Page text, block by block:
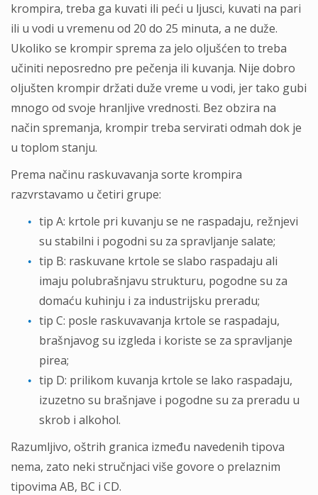
krompira, treba ga kuvati ili peći u ljusci, kuvati na pari
ili u vodi u vremenu od 20 do 25 minuta, a ne duže.
Ukoliko se krompir sprema za jelo oljušćen to treba
učiniti neposredno pre pečenja ili kuvanja. Nije dobro
oljušten krompir držati duže vreme u vodi, jer tako gubi
mnogo od svoje hranljive vrednosti. Bez obzira na
način spremanja, krompir treba servirati odmah dok je
u toplom stanju.
Prema načinu raskuvavanja sorte krompira
razvrstavamo u četiri grupe:
tip A: krtole pri kuvanju se ne raspadaju, režnjevi
su stabilni i pogodni su za spravljanje salate;
tip B: raskuvane krtole se slabo raspadaju ali
imaju polubrašnjavu strukturu, pogodne su za
domaću kuhinju i za industrijsku preradu;
tip C: posle raskuvavanja krtole se raspadaju,
brašnjavog su izgleda i koriste se za spravljanje
pirea;
tip D: prilikom kuvanja krtole se lako raspadaju,
izuzetno su brašnjave i pogodne su za preradu u
skrob i alkohol.
Razumljivo, oštrih granica između navedenih tipova
nema, zato neki stručnjaci više govore o prelaznim
tipovima AB, BC i CD.